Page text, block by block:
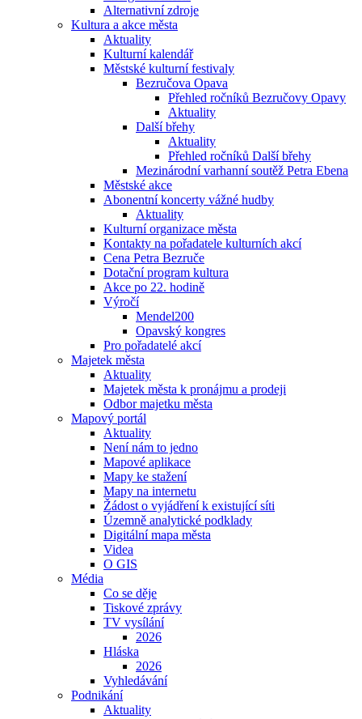
Alternativní zdroje
Kultura a akce města
Aktuality
Kulturní kalendář
Městské kulturní festivaly
Bezručova Opava
Přehled ročníků Bezručovy Opavy
Aktuality
Další břehy
Aktuality
Přehled ročníků Další břehy
Mezinárodní varhanní soutěž Petra Ebena
Městské akce
Abonentní koncerty vážné hudby
Aktuality
Kulturní organizace města
Kontakty na pořadatele kulturních akcí
Cena Petra Bezruče
Dotační program kultura
Akce po 22. hodině
Výročí
Mendel200
Opavský kongres
Pro pořadatelé akcí
Majetek města
Aktuality
Majetek města k pronájmu a prodeji
Odbor majetku města
Mapový portál
Aktuality
Není nám to jedno
Mapové aplikace
Mapy ke stažení
Mapy na internetu
Žádost o vyjádření k existující síti
Územně analytické podklady
Digitální mapa města
Videa
O GIS
Média
Co se děje
Tiskové zprávy
TV vysílání
2026
Hláska
2026
Vyhledávání
Podnikání
Aktuality